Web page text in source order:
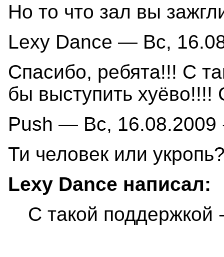
Но то что зал вы
Lexy Dance — Вс,
Спасибо, ребята!!! С
бы выступить хуёво!!!!
Push — Вс, 16.08.2009
Ти человек или
Lexy Dance написал:
С такой поддержкой